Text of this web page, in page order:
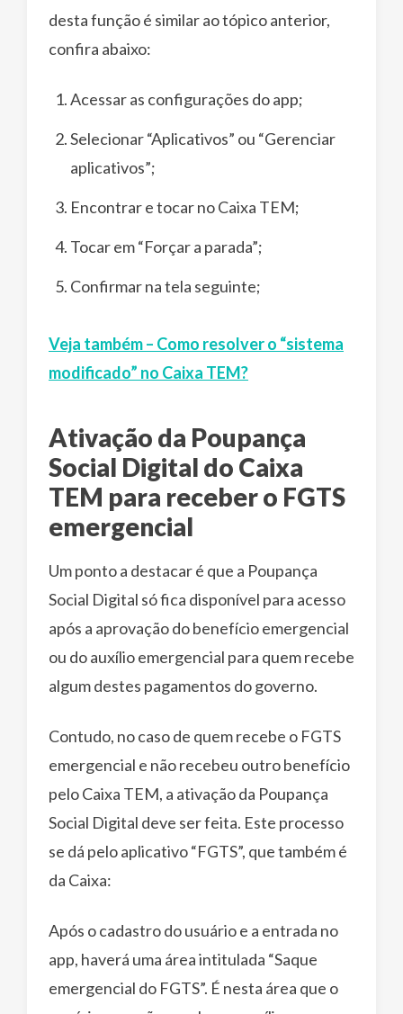
desta função é similar ao tópico anterior,
confira abaixo:
Acessar as configurações do app;
Selecionar “Aplicativos” ou “Gerenciar
aplicativos”;
Encontrar e tocar no Caixa TEM;
Tocar em “Forçar a parada”;
Confirmar na tela seguinte;
Veja também – Como resolver o “sistema
modificado” no Caixa TEM?
Ativação da Poupança
Social Digital do Caixa
TEM para receber o FGTS
emergencial
Um ponto a destacar é que a Poupança
Social Digital só fica disponível para acesso
após a aprovação do benefício emergencial
ou do auxílio emergencial para quem recebe
algum destes pagamentos do governo.
Contudo, no caso de quem recebe o FGTS
emergencial e não recebeu outro benefício
pelo Caixa TEM, a ativação da Poupança
Social Digital deve ser feita. Este processo
se dá pelo aplicativo “FGTS”, que também é
da Caixa:
Após o cadastro do usuário e a entrada no
app, haverá uma área intitulada “Saque
emergencial do FGTS”. É nesta área que o